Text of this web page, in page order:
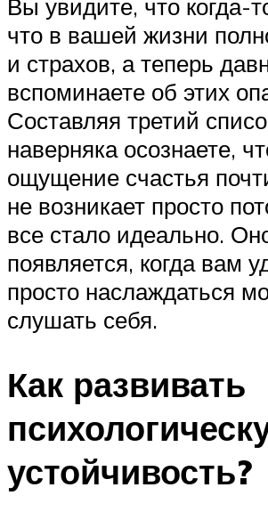
Вы увидите, что когда-
что в вашей жизни
и страхов, а теперь
вспоминаете об этих
Составляя третий
наверняка осознаете,
ощущение счастья
не возникает просто
все стало идеально.
появляется, когда вам
просто наслаждаться
слушать себя.
Как развивать
устойчивость?